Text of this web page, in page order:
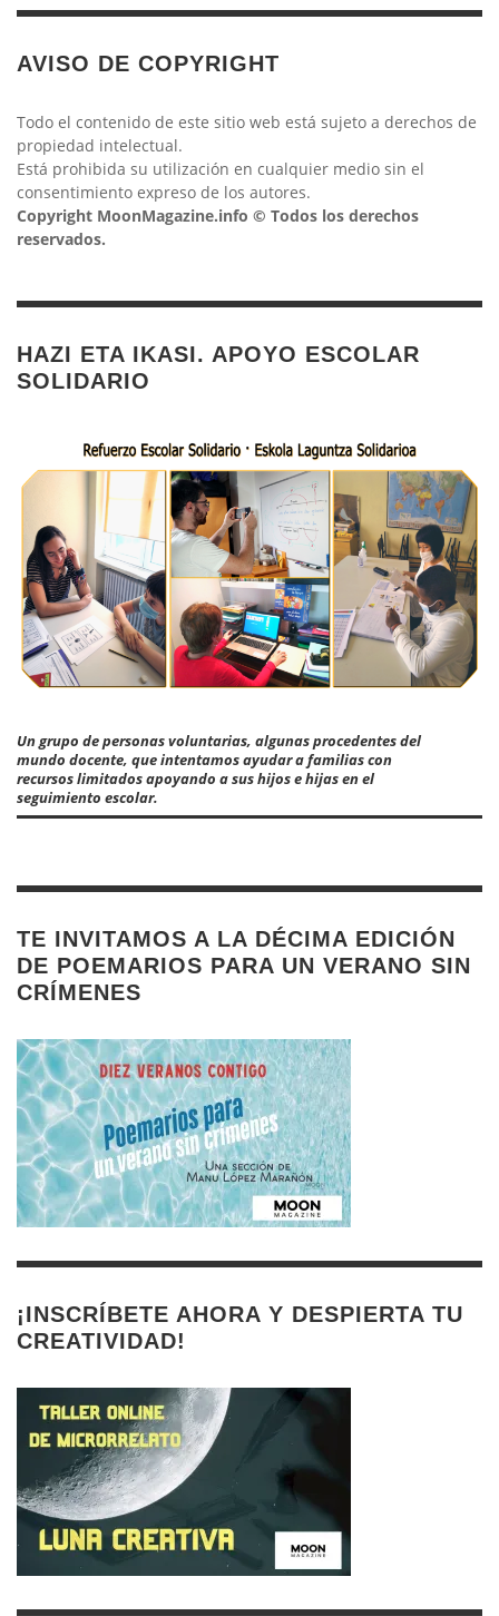
AVISO DE COPYRIGHT
Todo el contenido de este sitio web está sujeto a derechos de
propiedad intelectual.
Está prohibida su utilización en cualquier medio sin el
consentimiento expreso de los autores.
Copyright MoonMagazine.info © Todos los derechos
reservados.
HAZI ETA IKASI. APOYO ESCOLAR
SOLIDARIO
Un grupo de personas voluntarias, algunas procedentes del
mundo docente, que intentamos ayudar a familias con
recursos limitados apoyando a sus hijos e hijas en el
seguimiento escolar.
TE INVITAMOS A LA DÉCIMA EDICIÓN
DE POEMARIOS PARA UN VERANO SIN
CRÍMENES
¡INSCRÍBETE AHORA Y DESPIERTA TU
CREATIVIDAD!